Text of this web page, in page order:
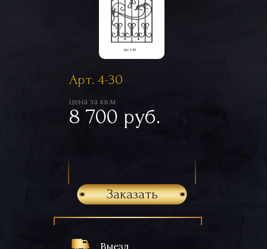
Выезд
Арт. 4-30
цена за кв.м
8 700 руб.
Заказать